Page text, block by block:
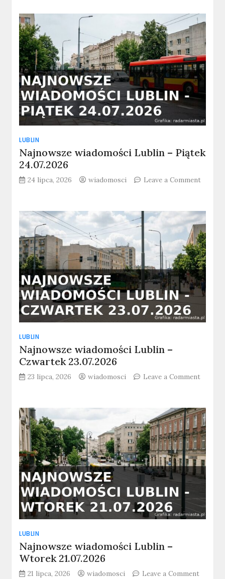
wiadomości
Lublin
–
Środa
29.07.2026
LUBLIN
Najnowsze wiadomości Lublin – Piątek
24.07.2026
24 lipca, 2026 wiadomosci
Leave a Comment
wiadomości
Lublin
–
Piątek
24.07.2026
LUBLIN
Najnowsze wiadomości Lublin –
Czwartek 23.07.2026
23 lipca, 2026 wiadomosci
Leave a Comment
wiadomości
Lublin
–
Czwartek
23.07.2026
LUBLIN
Najnowsze wiadomości Lublin –
Wtorek 21.07.2026
21 lipca, 2026 wiadomosci
Leave a Comment